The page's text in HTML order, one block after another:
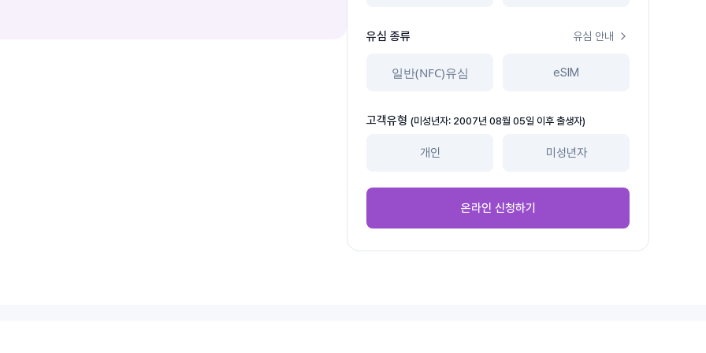
유심 종류 유심 안내
일반(NFC)유심 eSIM
고객유형 (미성년자: 2007년 08월 05일 이후 출생자)
개인 미성년자
온라인 신청하기